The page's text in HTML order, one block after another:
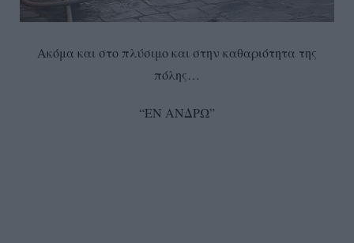
Ακόμα και στο πλύσιμο και στην καθαριότητα της
πόλης…
“ΕΝ ΑΝΔΡΩ”